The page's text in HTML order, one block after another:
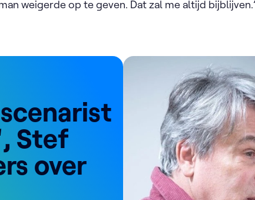
weigerde op te geven. Dat zal me altijd
Stef
over